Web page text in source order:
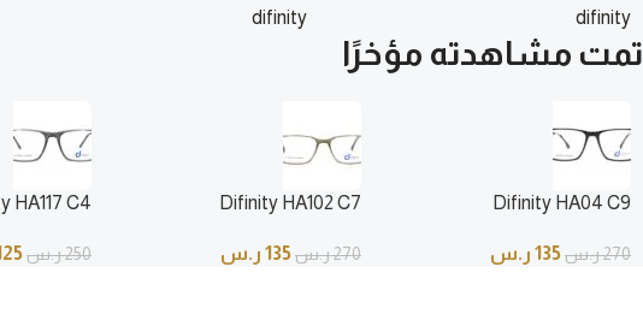
difinity
270 ر.س 135 ر.س
difinity
تمت مشاهدته مؤخرًا
Difinity HA04 C9
270ر.س135 ر.س
Difinity HA102 C7
270ر.س135 ر.س
HA117 C4
250ر.س